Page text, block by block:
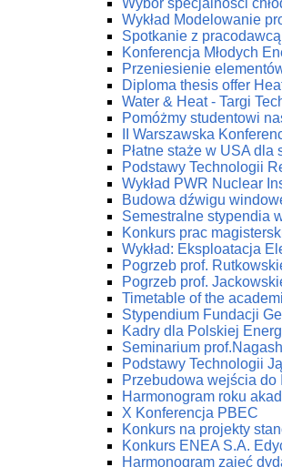
Wybór specjalności
Wykład Modelowanie
Spotkanie z
Konferencja Młodych
Przeniesienie
Diploma thesis offer
Water & Heat - Targi
Pomóżmy studentowi
II Warszawska
Płatne staże w USA dla
Podstawy Technologii
Wykład PWR Nuclear
Budowa dźwigu
Semestralne stypendia
Konkurs prac
Wykład: Eksploatacja
Pogrzeb prof.
Pogrzeb prof.
Timetable of the
Stypendium Fundacji
Kadry dla Polskiej
Seminarium
Podstawy Technologii
Przebudowa wejścia do
Harmonogram roku
X Konferencja PBEC
Konkurs na projekty
Konkurs ENEA S.A.
Harmonogram zajęć